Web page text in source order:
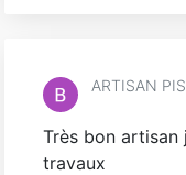
ARTISAN
Très bon
travaux